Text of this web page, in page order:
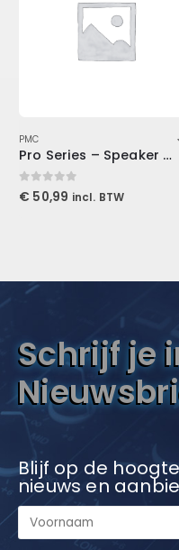
PMC
Pro Series – Speaker Cabinet TS Cable 3′ (0.9 m)
0out of 5
€ 50,99 incl. BTW
Schrijf je
Blijf op de
nieuws en